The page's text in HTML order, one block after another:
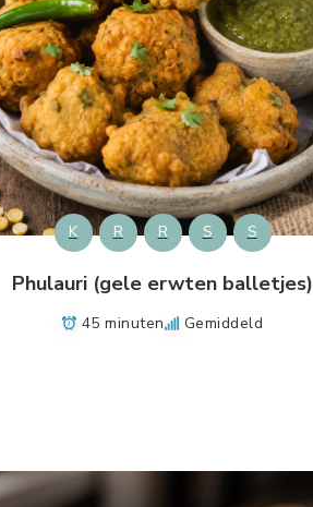
K R R S S
Phulauri (gele erwten balletjes)
45 minuten Gemiddeld